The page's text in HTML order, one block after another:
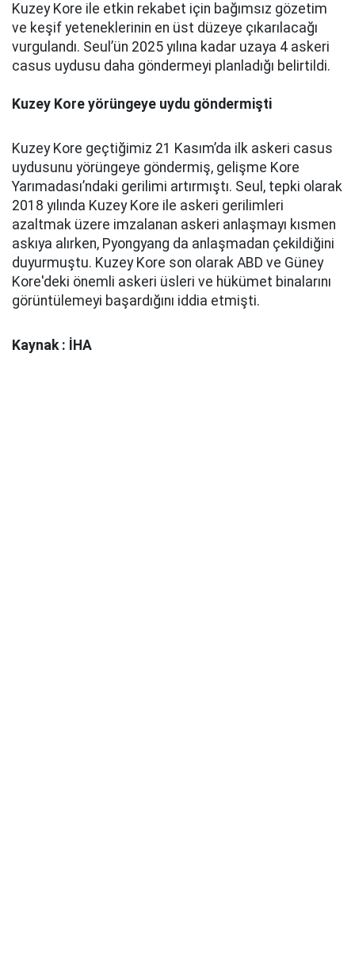
Kuzey Kore ile etkin rekabet için bağımsız gözetim
ve keşif yeteneklerinin en üst düzeye çıkarılacağı
vurgulandı. Seul’ün 2025 yılına kadar uzaya 4 askeri
casus uydusu daha göndermeyi planladığı belirtildi.
Kuzey Kore yörüngeye uydu göndermişti
Kuzey Kore geçtiğimiz 21 Kasım’da ilk askeri casus
uydusunu yörüngeye göndermiş, gelişme Kore
Yarımadası’ndaki gerilimi artırmıştı. Seul, tepki olarak
2018 yılında Kuzey Kore ile askeri gerilimleri
azaltmak üzere imzalanan askeri anlaşmayı kısmen
askıya alırken, Pyongyang da anlaşmadan çekildiğini
duyurmuştu. Kuzey Kore son olarak ABD ve Güney
Kore'deki önemli askeri üsleri ve hükümet binalarını
görüntülemeyi başardığını iddia etmişti.
Kaynak : İHA